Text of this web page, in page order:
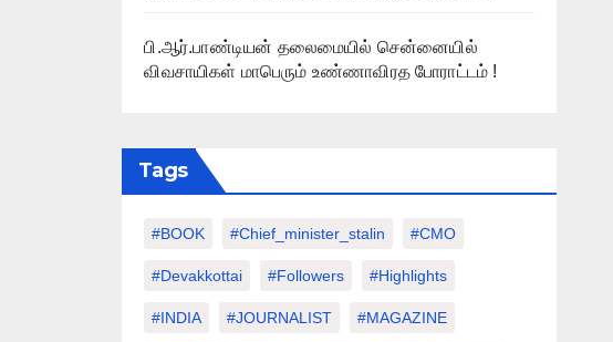
பி.ஆர்.பாண்டியன் தலைமையில் சென்னையில்
விவசாயிகள் மாபெரும் உண்ணாவிரத போராட்டம் !
Tags
#BOOK #chief_minister_stalin #CMO
#devakkottai #followers #highlights
#INDIA #JOURNALIST #MAGAZINE